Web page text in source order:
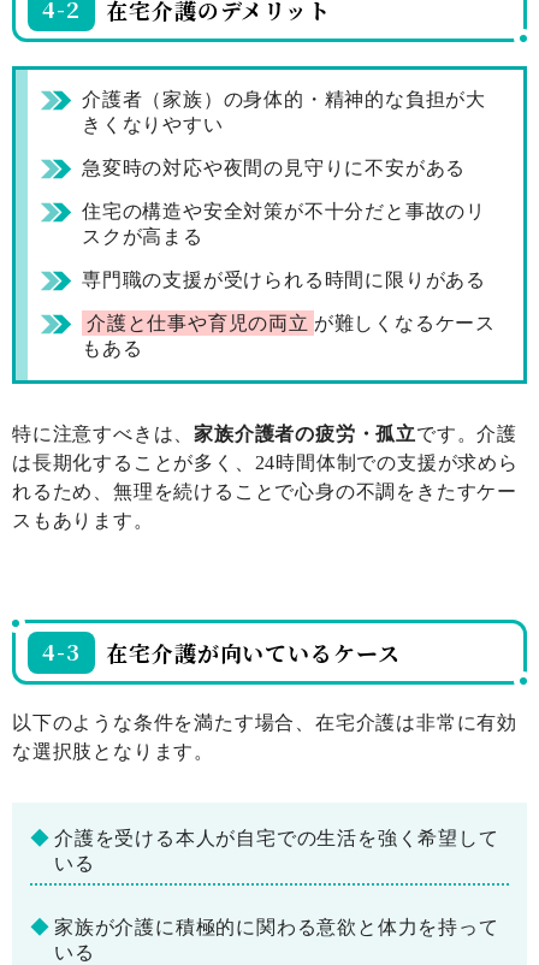
4-2 在宅介護のデメリット
介護者（家族）の身体的・精神的な負担が大
きくなりやすい
急変時の対応や夜間の見守りに不安がある
住宅の構造や安全対策が不十分だと事故のリ
スクが高まる
専門職の支援が受けられる時間に限りがある
介護と仕事や育児の両立 が難しくなるケース
もある
特に注意すべきは、家族介護者の疲労・孤立です。介護
は長期化することが多く、24時間体制での支援が求めら
れるため、無理を続けることで心身の不調をきたすケー
スもあります。
4-3 在宅介護が向いているケース
以下のような条件を満たす場合、在宅介護は非常に有効
な選択肢となります。
介護を受ける本人が自宅での生活を強く希望して
いる
家族が介護に積極的に関わる意欲と体力を持って
いる